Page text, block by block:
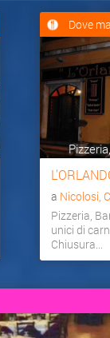
e
e porcellini di
prossimit�
zone pi� buie
Dove
a Nicolosi,
Pizzeria,
unici di
Chiusura...